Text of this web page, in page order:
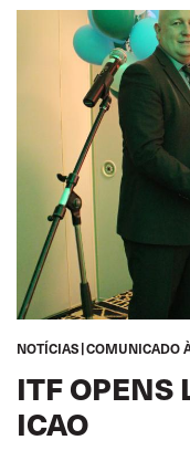
NOTÍCIAS COMUNICADO
ITF OPENS
ICAO